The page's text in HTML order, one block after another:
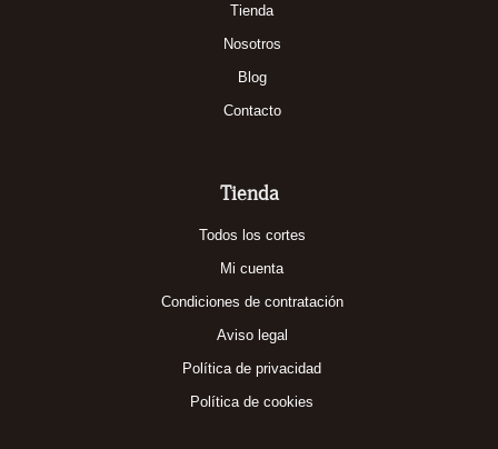
Tienda
Nosotros
Blog
Contacto
Tienda
Todos los cortes
Mi cuenta
Condiciones de contratación
Aviso legal
Política de privacidad
Política de cookies